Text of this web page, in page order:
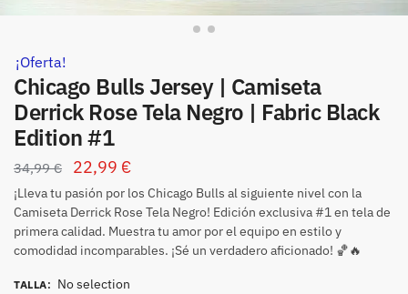
¡Oferta!
Chicago Bulls Jersey | Camiseta
Derrick Rose Tela Negro | Fabric Black
Edition #1
34,99€ 22,99 €
¡Lleva tu pasión por los Chicago Bulls al siguiente nivel con la
Camiseta Derrick Rose Tela Negro! Edición exclusiva #1 en tela de
primera calidad. Muestra tu amor por el equipo en estilo y
comodidad incomparables. ¡Sé un verdadero aficionado! 🏀🔥
TALLA: No selection